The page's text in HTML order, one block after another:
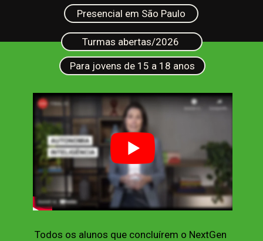
Presencial em São Paulo
Todos os alunos que concluírem o NextGen
Turmas abertas/2026
Para jovens de 15 a 18 anos